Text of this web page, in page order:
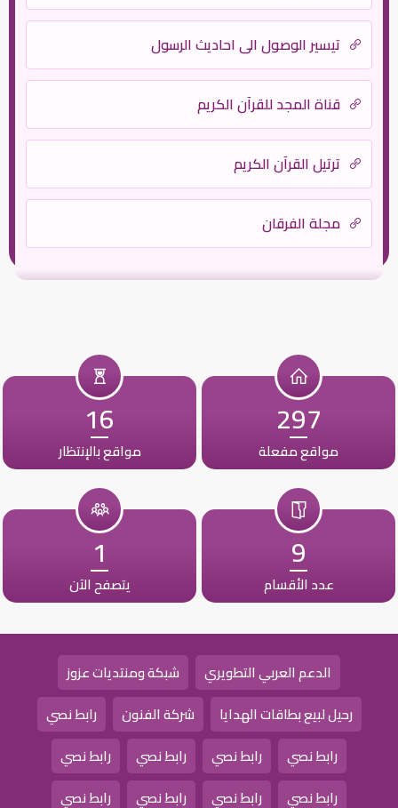
تيسير الوصول الى احاديث الرسول
قناة المجد للقرآن الكريم
ترتيل القرآن الكريم
مجلة الفرقان
297
مواقع مفعلة
16
مواقع بالإنتظار
9
عدد الأقسام
1
يتصفح الآن
الدعم العربي التطويري
شبكة ومنتديات عزوز
رحيل لبيع بطاقات الهدايا
شركة الفنون
رابط نصي
رابط نصي
رابط نصي رابط نصي
رابط نصي
رابط نصي
رابط نصي رابط نصي رابط نصي